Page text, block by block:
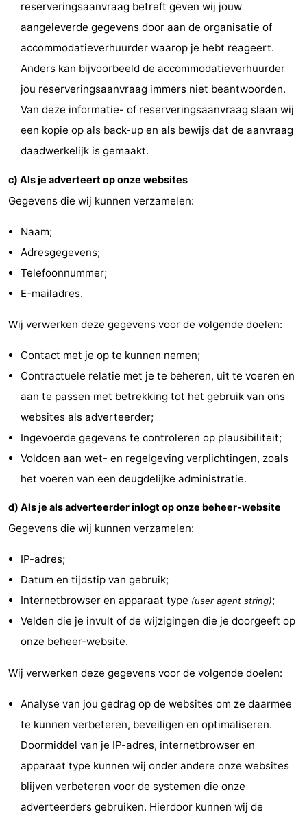
reserveringsaanvraag betreft geven wij jouw
aangeleverde gegevens door aan de organisatie of
accommodatieverhuurder waarop je hebt reageert.
Anders kan bijvoorbeeld de accommodatieverhuurder
jou reserveringsaanvraag immers niet beantwoorden.
Van deze informatie- of reserveringsaanvraag slaan wij
een kopie op als back-up en als bewijs dat de aanvraag
daadwerkelijk is gemaakt.
c) Als je adverteert op onze websites
Gegevens die wij kunnen verzamelen:
Naam;
Adresgegevens;
Telefoonnummer;
E-mailadres.
Wij verwerken deze gegevens voor de volgende doelen:
Contact met je op te kunnen nemen;
Contractuele relatie met je te beheren, uit te voeren en
aan te passen met betrekking tot het gebruik van ons
websites als adverteerder;
Ingevoerde gegevens te controleren op plausibiliteit;
Voldoen aan wet- en regelgeving verplichtingen, zoals
het voeren van een deugdelijke administratie.
d) Als je als adverteerder inlogt op onze beheer-website
Gegevens die wij kunnen verzamelen:
IP-adres;
Datum en tijdstip van gebruik;
Internetbrowser en apparaat type (user agent string);
Velden die je invult of de wijzigingen die je doorgeeft op
onze beheer-website.
Wij verwerken deze gegevens voor de volgende doelen:
Analyse van jou gedrag op de websites om ze daarmee
te kunnen verbeteren, beveiligen en optimaliseren.
Doormiddel van je IP-adres, internetbrowser en
apparaat type kunnen wij onder andere onze websites
blijven verbeteren voor de systemen die onze
adverteerders gebruiken. Hierdoor kunnen wij de